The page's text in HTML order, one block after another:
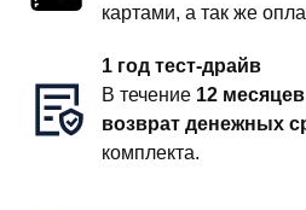
картами, а так же
1 год тест-драйв
В течение 12
возврат денежных
комплекта.